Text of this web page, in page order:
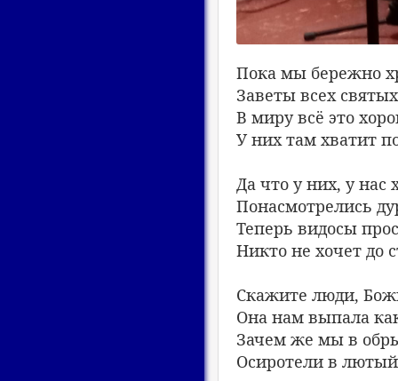
Пока мы бережно
Заветы всех
В миру всё это
У них там хватит
Да что у них, у нас
Понасмотрелись
Теперь видосы
Никто не хочет до
Скажите люди,
Она нам выпала
Зачем же мы в
Осиротели в